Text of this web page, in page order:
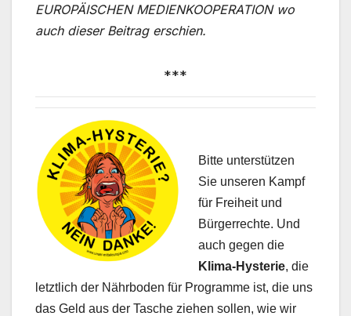
EUROPÄISCHEN MEDIENKOOPERATION wo
auch dieser Beitrag erschien.
***
Bitte unterstützen
Sie unseren Kampf
für Freiheit und
Bürgerrechte. Und
auch gegen die
Klima-Hysterie, die
letztlich der Nährboden für Programme ist, die uns
das Geld aus der Tasche ziehen sollen, wie wir